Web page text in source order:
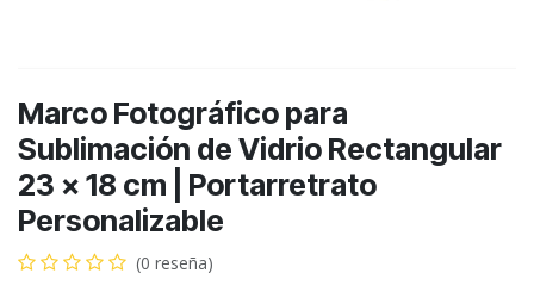
Marco Fotográfico para
Sublimación de Vidrio Rectangular
23 × 18 cm | Portarretrato
Personalizable
(0 reseña)